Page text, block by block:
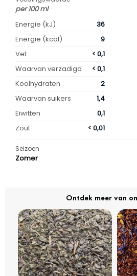
per 100 ml
Energie (kJ)
36
Energie (kcal)
9
Vet
< 0,1
Waarvan verzadigd
< 0,1
Koolhydraten
2
Waarvan suikers
1,4
Eiwitten
0,1
Zout
< 0,01
Seizoen
Zomer
Ontdek meer van